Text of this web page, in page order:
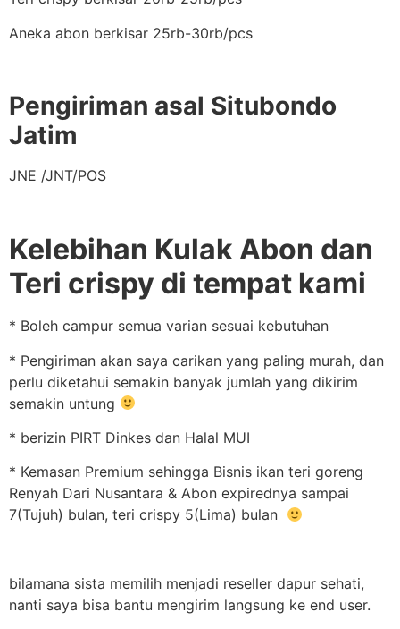
Aneka abon berkisar 25rb-30rb/pcs
Pengiriman asal Situbondo
Jatim
JNE /JNT/POS
Kelebihan Kulak Abon dan
Teri crispy di tempat kami
* Boleh campur semua varian sesuai kebutuhan
* Pengiriman akan saya carikan yang paling murah, dan
perlu diketahui semakin banyak jumlah yang dikirim
semakin untung
* berizin PIRT Dinkes dan Halal MUI
* Kemasan Premium sehingga Bisnis ikan teri goreng
Renyah Dari Nusantara & Abon expirednya sampai
7(Tujuh) bulan, teri crispy 5(Lima) bulan
bilamana sista memilih menjadi reseller dapur sehati,
nanti saya bisa bantu mengirim langsung ke end user.